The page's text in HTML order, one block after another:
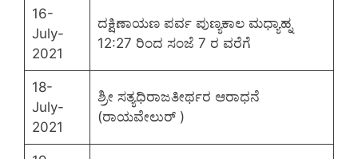
16-
July-
2021
ದಕ್ಷಿಣಾಯಣ ಪರ್ವ ಪುಣ್ಯಕಾಲ ಮಧ್ಯಾಹ್ನ
12:27 ರಿಂದ ಸಂಜೆ 7 ರ ವರೆಗೆ
18-
July-
2021
ಶ್ರೀ ಸತ್ಯಧಿರಾಜತೀರ್ಥರ ಆರಾಧನೆ
(ರಾಯವೇಲುರ್ )